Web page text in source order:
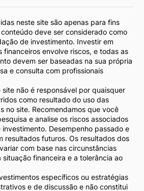
neste site são apenas para fins
deve ser considerado como
de investimento. Investir em
financeiros envolve riscos, e todas as
devem ser baseadas na sua própria
e consulta com profissionais
não é responsável por quaisquer
como resultado do uso das
no site. Recomendamos que você
e analise os riscos associados
Desempenho passado e
resultados futuros. Os resultados dos
com base nas circunstâncias
situação financeira e a tolerância ao
específicos ou estratégias
e de discussão e não constitui